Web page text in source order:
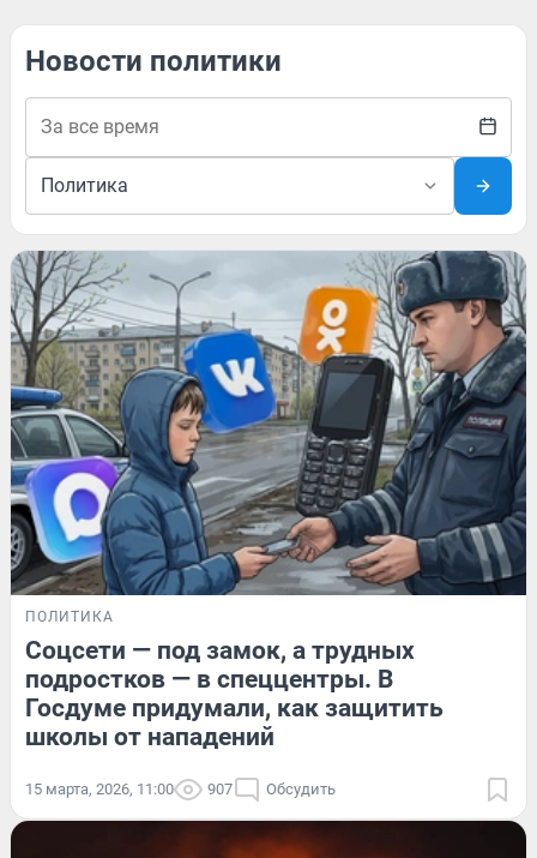
Новости политики
ПОЛИТИКА
Соцсети — под замок, а трудных
подростков — в спеццентры. В
Госдуме придумали, как защитить
школы от нападений
15 марта, 2026, 11:00 907 Обсудить